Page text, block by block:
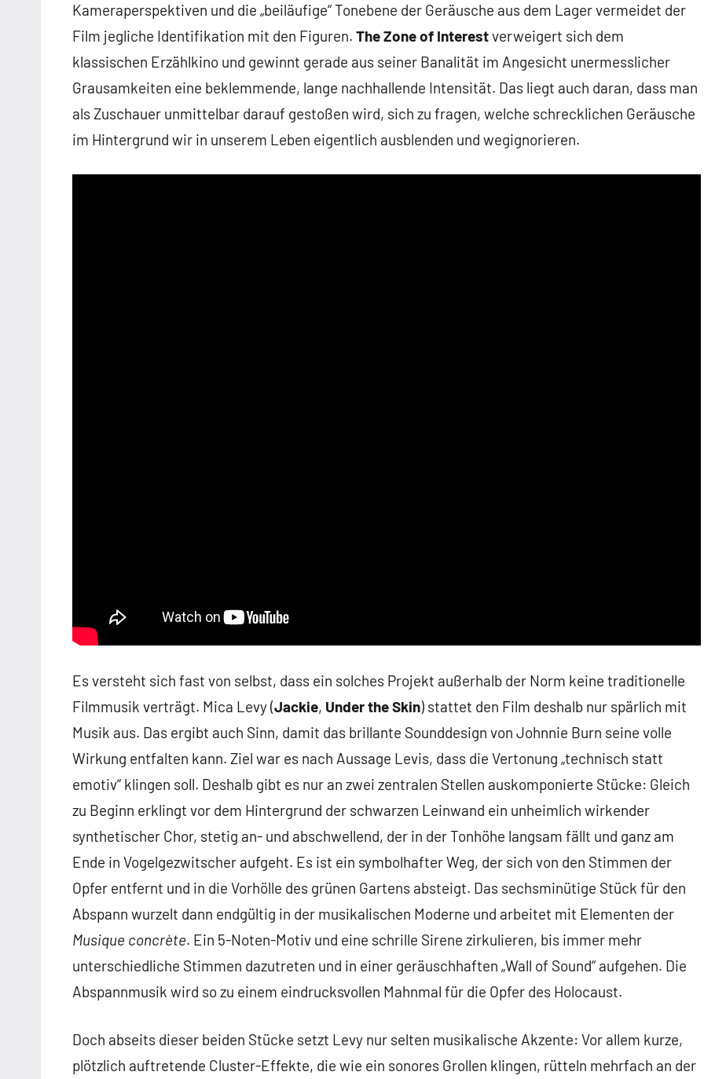
Kameraperspektiven und die „beiläufige“ Tonebene der Geräusche aus dem Lager vermeidet der
Film jegliche Identifikation mit den Figuren. The Zone of Interestverweigert sich dem
klassischen Erzählkino und gewinnt gerade aus seiner Banalität im Angesicht unermesslicher
Grausamkeiten eine beklemmende, lange nachhallende Intensität. Das liegt auch daran, dass man
als Zuschauer unmittelbar darauf gestoßen wird, sich zu fragen, welche schrecklichen Geräusche
im Hintergrund wir in unserem Leben eigentlich ausblenden und wegignorieren.
Es versteht sich fast von selbst, dass ein solches Projekt außerhalb der Norm keine traditionelle
Filmmusik verträgt. Mica Levy (Jackie, Under the Skin) stattet den Film deshalb nur spärlich mit
Musik aus. Das ergibt auch Sinn, damit das brillante Sounddesign von Johnnie Burn seine volle
Wirkung entfalten kann. Ziel war es nach Aussage Levis, dass die Vertonung „technisch statt
emotiv“ klingen soll. Deshalb gibt es nur an zwei zentralen Stellen auskomponierte Stücke: Gleich
zu Beginn erklingt vor dem Hintergrund der schwarzen Leinwand ein unheimlich wirkender
synthetischer Chor, stetig an- und abschwellend, der in der Tonhöhe langsam fällt und ganz am
Ende in Vogelgezwitscher aufgeht. Es ist ein symbolhafter Weg, der sich von den Stimmen der
Opfer entfernt und in die Vorhölle des grünen Gartens absteigt. Das sechsminütige Stück für den
Abspann wurzelt dann endgültig in der musikalischen Moderne und arbeitet mit Elementen der
Musique concrète. Ein 5-Noten-Motiv und eine schrille Sirene zirkulieren, bis immer mehr
unterschiedliche Stimmen dazutreten und in einer geräuschhaften „Wall of Sound“ aufgehen. Die
Abspannmusik wird so zu einem eindrucksvollen Mahnmal für die Opfer des Holocaust.
Doch abseits dieser beiden Stücke setzt Levy nur selten musikalische Akzente: Vor allem kurze,
plötzlich auftretende Cluster-Effekte, die wie ein sonores Grollen klingen, rütteln mehrfach an der